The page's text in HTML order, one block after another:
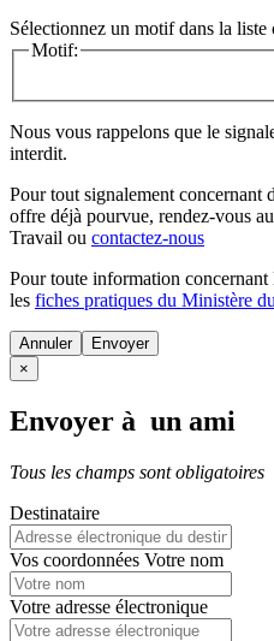
Sélectionnez un motif dans la liste
Motif:
Nous vous rappelons que le
interdit.
Pour tout signalement concernant
offre déjà pourvue, rendez-vous
Travail ou contactez-nous
Pour toute information concernant
les fiches pratiques du Ministère
Annuler
×
Envoyer à un ami
Tous les champs sont obligatoires
Destinataire
Vos coordonnées Votre nom
Votre adresse électronique